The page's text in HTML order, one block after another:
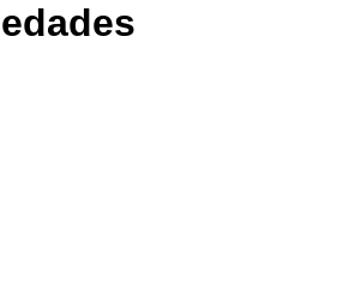
edades